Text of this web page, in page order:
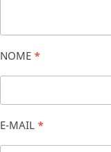
NOME *
E-MAIL *